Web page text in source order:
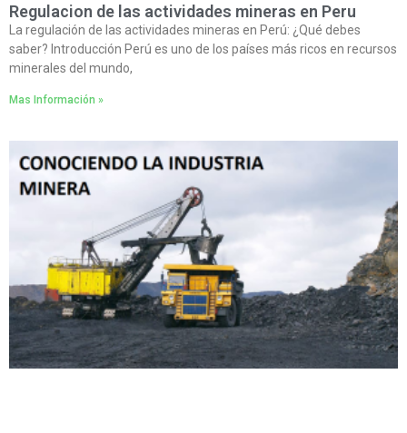
Regulacion de las actividades mineras en Peru
La regulación de las actividades mineras en Perú: ¿Qué debes
saber? Introducción Perú es uno de los países más ricos en recursos
minerales del mundo,
Mas Información »